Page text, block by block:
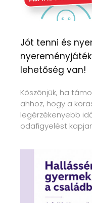
Jót tenni és
lehetőség van!
Köszönjük, ha
ahhoz, hogy a
legérzékenyebb
odafigyelést